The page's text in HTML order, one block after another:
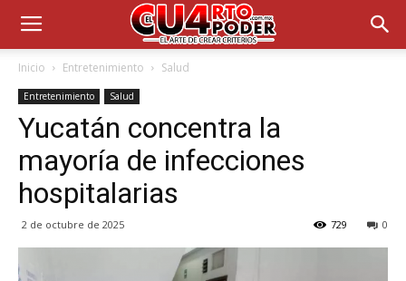
Inicio Entretenimiento Salud
Entretenimiento Salud
Yucatán concentra la
mayoría de infecciones
hospitalarias
2 de octubre de 2025 0
729